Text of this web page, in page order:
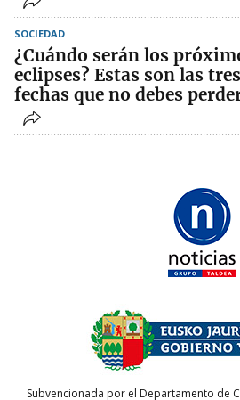
SOCIEDAD
¿Cuándo serán los
eclipses? Estas son las tres
fechas que no debes
Subvencionada por el Departamento de